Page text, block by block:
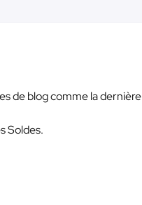
de blog comme la dernière
Soldes.